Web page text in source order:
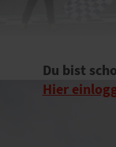
Du bist
Hier